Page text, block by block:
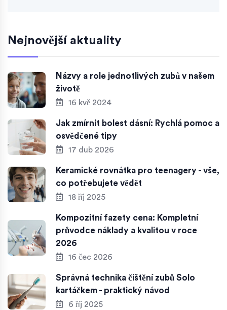
Nejnovější aktuality
Názvy a role jednotlivých zubů v našem
životě
16 kvě 2024
Jak zmírnit bolest dásní: Rychlá pomoc a
osvědčené tipy
17 dub 2026
Keramické rovnátka pro teenagery - vše,
co potřebujete vědět
18 říj 2025
Kompozitní fazety cena: Kompletní
průvodce náklady a kvalitou v roce
2026
16 čec 2026
Správná technika čištění zubů Solo
kartáčkem - praktický návod
6 říj 2025